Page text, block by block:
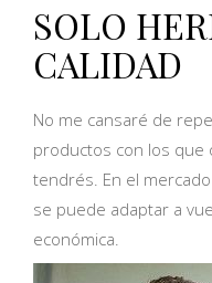
SOLO
CALIDAD
No me cansaré de
productos con los que
tendrés. En el
se puede adaptar a
económica.